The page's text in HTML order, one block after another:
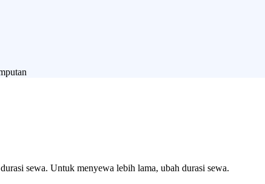
sewa. Untuk menyewa lebih lama, ubah durasi sewa.